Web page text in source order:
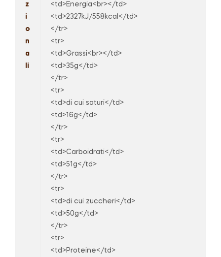
z
i
o
n
a
li
<td>Energia<br></td>
<td>2327kJ/558kcal</td>
</tr>
<tr>
<td>Grassi<br></td>
<td>35g</td>
</tr>
<tr>
<td>di cui saturi</td>
<td>16g</td>
</tr>
<tr>
<td>Carboidrati</td>
<td>51g</td>
</tr>
<tr>
<td>di cui zuccheri</td>
<td>50g</td>
</tr>
<tr>
<td>Proteine</td>